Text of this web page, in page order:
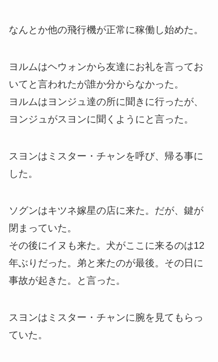
なんとか他の飛行機が正常に稼働し始めた。
ヨルムはヘウォンから友達にお礼を言ってお
いてと言われたが誰か分からなかった。
ヨルムはヨンジュ達の所に聞きに行ったが、
ヨンジュがスヨンに聞くようにと言った。
スヨンはミスター・チャンを呼び、帰る事に
した。
ソグンはキツネ嫁星の店に来た。だが、鍵が
閉まっていた。
その後にイヌも来た。犬がここに来るのは12
年ぶりだった。弟と来たのが最後。その日に
事故が起きた。と言った。
スヨンはミスター・チャンに腕を見てもらっ
ていた。